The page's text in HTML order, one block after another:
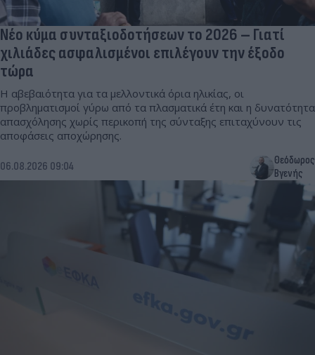
Νέο κύμα συνταξιοδοτήσεων το 2026 – Γιατί
χιλιάδες ασφαλισμένοι επιλέγουν την έξοδο
τώρα
Η αβεβαιότητα για τα μελλοντικά όρια ηλικίας, οι
προβληματισμοί γύρω από τα πλασματικά έτη και η δυνατότητα
απασχόλησης χωρίς περικοπή της σύνταξης επιταχύνουν τις
αποφάσεις αποχώρησης.
06.08.2026 09:04
Θεόδωρος
Βγενής